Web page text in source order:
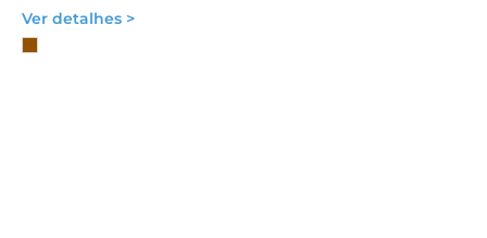
Ver detalhes >